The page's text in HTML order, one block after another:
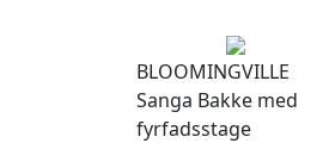
BLOOMINGVILLE
Sanga Bakke med
fyrfadsstage